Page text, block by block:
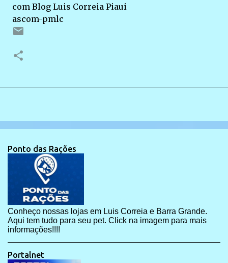
com Blog Luis Correia Piaui
ascom-pmlc
Ponto das Rações
Conheço nossas lojas em Luis Correia e Barra Grande.
Aqui tem tudo para seu pet. Click na imagem para mais
informações!!!!
Portalnet